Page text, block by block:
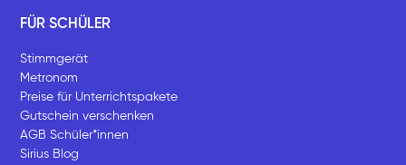
FÜR SCHÜLER
Stimmgerät
Metronom
Preise für Unterrichtspakete
Gutschein verschenken
AGB Schüler*innen
Sirius Blog